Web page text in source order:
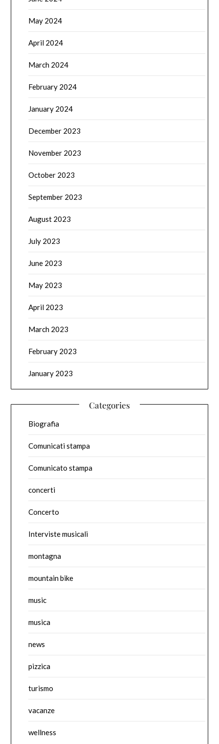
May 2024
April 2024
March 2024
February 2024
January 2024
December 2023
November 2023
October 2023
September 2023
August 2023
July 2023
June 2023
May 2023
April 2023
March 2023
February 2023
January 2023
Categories
Biografia
Comunicati stampa
Comunicato stampa
concerti
Concerto
Interviste musicali
montagna
mountain bike
music
musica
news
pizzica
turismo
vacanze
wellness